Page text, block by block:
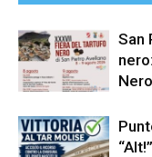
San